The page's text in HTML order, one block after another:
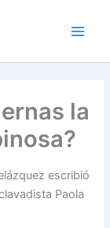
la
escribió
Paola